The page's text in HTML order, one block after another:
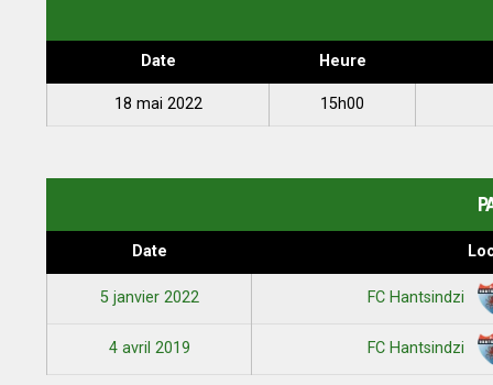
Date Heure
18 mai 2022 15h00
Date
5 janvier 2022 FC Hantsindzi
4 avril 2019 FC Hantsindzi